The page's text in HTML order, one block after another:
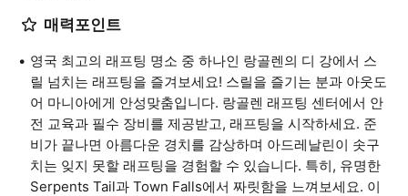
매력포인트
영국 최고의 래프팅 명소 중 하나인 랑골렌의 디 강에서 스
릴 넘치는 래프팅을 즐겨보세요! 스릴을 즐기는 분과 아웃도
어 마니아에게 안성맞춤입니다. 랑골렌 래프팅 센터에서 안
전 교육과 필수 장비를 제공받고, 래프팅을 시작하세요. 준
비가 끝나면 아름다운 경치를 감상하며 아드레날린이 솟구
치는 잊지 못할 래프팅을 경험할 수 있습니다. 특히, 유명한
Serpents Tail과 Town Falls에서 짜릿함을 느껴보세요. 이